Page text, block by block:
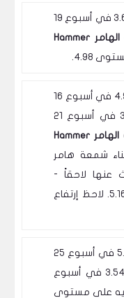
هبوط السهم إلى مستوى 3.63 في أسبوع 19
الشمعة الهامر Hammer
4.98.
هبوط السهم من مستوى 4.98 في أسبوع 16
يونية 2019 إلى مستوى 3.81 في أسبوع 21
الشمعة الهامر Hammer
شمعة هامر
عنها لاحقاً -
لينطلق بعدها إلى مستوى 5.16. لاحظ إرتفاع
هبوط السهم من مستوى 5.16 في أسبوع 25
أغسطس 2019 إلى مستوى 3.54 في أسبوع
أغلق فيه على مستوى